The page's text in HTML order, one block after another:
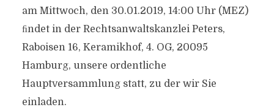
am Mittwoch, den 30.01.2019, 14:00 Uhr (MEZ)
ﬁndet in der Rechtsanwaltskanzlei Peters,
Raboisen 16, Keramikhof, 4. OG, 20095
Hamburg, unsere ordentliche
Hauptversammlung statt, zu der wir Sie
einladen.